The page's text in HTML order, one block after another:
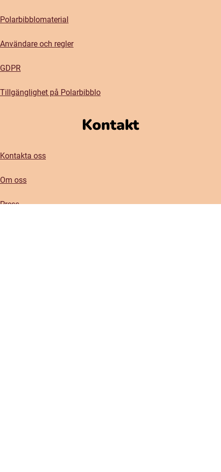
Polarbibblomaterial
Användare och regler
GDPR
Tillgänglighet på Polarbibblo
Kontakt
Kontakta oss
Om oss
Press